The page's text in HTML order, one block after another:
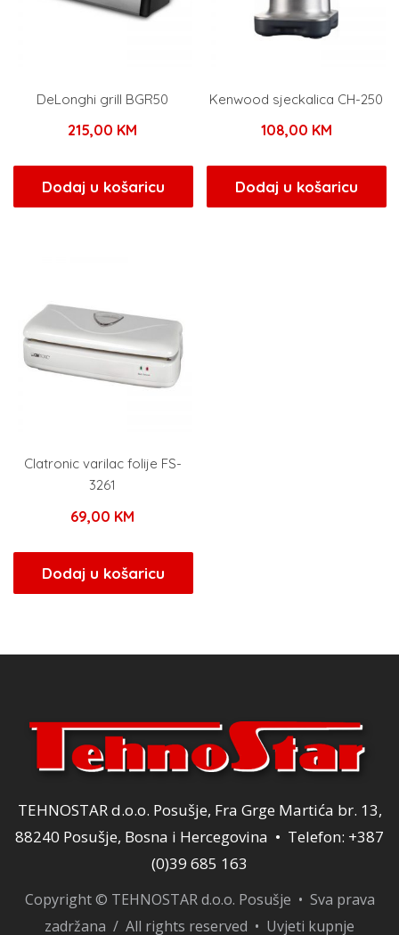
DeLonghi grill BGR50
215,00 KM
Dodaj u košaricu
Kenwood sjeckalica CH-250
108,00 KM
Dodaj u košaricu
Clatronic varilac folije FS-
3261
69,00 KM
Dodaj u košaricu
TEHNOSTAR d.o.o. Posušje, Fra Grge Martića br. 13,
88240 Posušje, Bosna i Hercegovina • Telefon: +387
(0)39 685 163
Copyright © TEHNOSTAR d.o.o. Posušje • Sva prava
zadržana / All rights reserved • Uvjeti kupnje